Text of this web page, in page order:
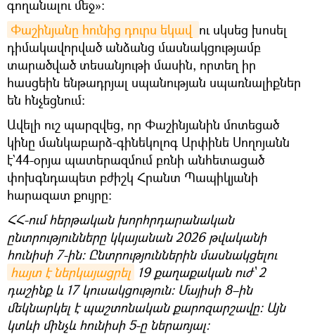
գողանալու մեջ»:
Փաշինյանը հունից դուրս եկավ ու սկսեց խոսել
դիմակավորված անձանց մասնակցությամբ
տարածված տեսանյութի մասին, որտեղ իր
հասցեին ենթադրյալ սպանության սպառնալիքներ
են հնչեցնում:
Ավելի ուշ պարզվեց, որ Փաշինյանին մոտեցած
կինը մանկաբարձ-գինեկոլոգ Արփինե Սողոյանն
է`44-օրյա պատերազմում բռնի անհետացած
փոխգնդապետ բժիշկ Հրանտ Պապիկյանի
հարազատ քույրը:
ՀՀ-ում հերթական խորհրդարանական
ընտրությունները կկայանան 2026 թվականի
հունիսի 7-ին։ Ընտրություններին մասնակցելու
հայտ է ներկայացրել 19 քաղաքական ուժ՝ 2
դաշինք և 17 կուսակցություն։ Մայիսի 8–ին
մեկնարկել է պաշտոնական քարոզարշավը։ Այն
կտևի մինչև հունիսի 5-ը ներառյալ։